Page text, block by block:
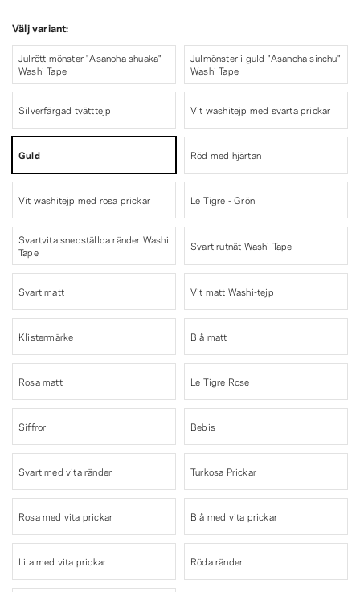
Välj variant:
Julrött mönster "Asanoha shuaka"
Washi Tape
Julmönster i guld "Asanoha sinchu"
Washi Tape
Silverfärgad tvätttejp Vit washitejp med svarta prickar
Guld Röd med hjärtan
Vit washitejp med rosa prickar Le Tigre - Grön
Svartvita snedställda ränder Washi
Tape
Svart rutnät Washi Tape
Svart matt Vit matt Washi-tejp
Klistermärke Blå matt
Rosa matt Le Tigre Rose
Siffror Bebis
Svart med vita ränder Turkosa Prickar
Rosa med vita prickar Blå med vita prickar
Lila med vita prickar Röda ränder